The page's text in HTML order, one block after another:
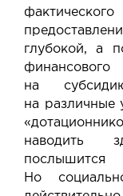
глубокой, а
на
на различные
наводить
Но